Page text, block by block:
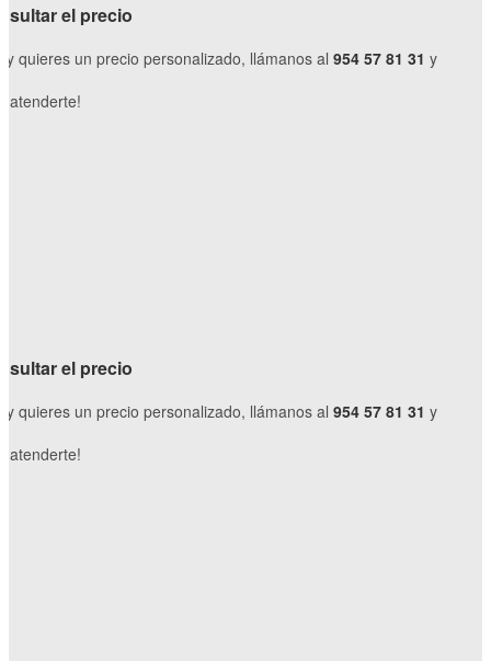
el precio
y quieres un precio personalizado, llámanos al 954 57 81 31 y
atenderte!
el precio
y quieres un precio personalizado, llámanos al 954 57 81 31 y
atenderte!